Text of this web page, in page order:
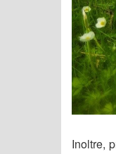
Inoltre,